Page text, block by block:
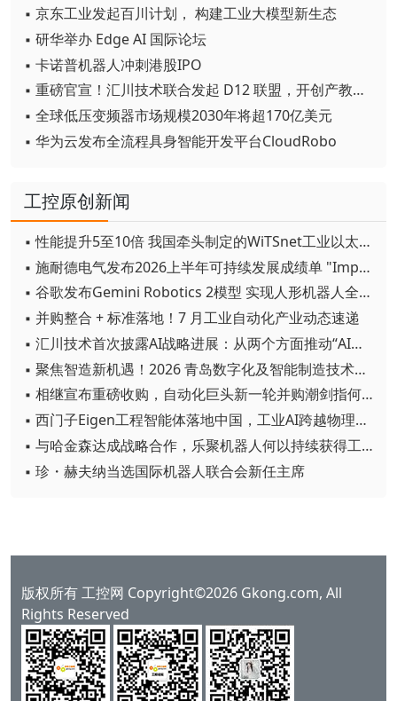
▪ 京东工业发起百川计划， 构建工业大模型新生态
▪ 研华举办 Edge AI 国际论坛
▪ 卡诺普机器人冲刺港股IPO
▪ 重磅官宣！汇川技术联合发起 D12 联盟，开创产教融合新范式
▪ 全球低压变频器市场规模2030年将超170亿美元
▪ 华为云发布全流程具身智能开发平台CloudRobo
工控原创新闻
▪ 性能提升5至10倍 我国牵头制定的WiTSnet工业以太网国际标准正式发布
▪ 施耐德电气发布2026上半年可持续发展成绩单 "Impact 2030"路线图开局稳健
▪ 谷歌发布Gemini Robotics 2模型 实现人形机器人全身智能控制突破
▪ 并购整合 + 标准落地！7 月工业自动化产业动态速递
▪ 汇川技术首次披露AI战略进展：从两个方面推动“AI业务化”落地
▪ 聚焦智造新机遇！2026 青岛数字化及智能制造技术论坛圆满落幕
▪ 相继宣布重磅收购，自动化巨头新一轮并购潮剑指何方？
▪ 西门子Eigen工程智能体落地中国，工业AI跨越物理世界“确定性”拐点
▪ 与哈金森达成战略合作，乐聚机器人何以持续获得工业巨头青睐？
▪ 珍・赫夫纳当选国际机器人联合会新任主席
版权所有 工控网 Copyright©2026 Gkong.com, All
Rights Reserved